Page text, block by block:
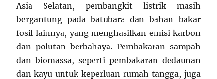
Asia Selatan, pembangkit listrik masih
bergantung pada batubara dan bahan bakar
fosil lainnya, yang menghasilkan emisi karbon
dan polutan berbahaya. Pembakaran sampah
dan biomassa, seperti pembakaran dedaunan
dan kayu untuk keperluan rumah tangga, juga